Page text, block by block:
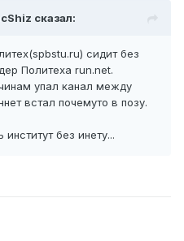
сказал:
сидит без
Политеха run.net.
упал канал между
встал почемуто в позу.
без инету...